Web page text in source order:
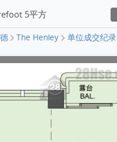
5平方
The Henley 单位成交纪录